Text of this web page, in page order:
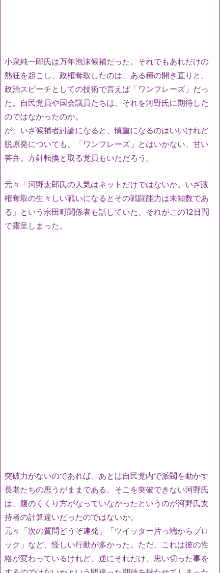
小泉純一郎氏は万年泡沫候補だった。それでもあれだけの
熱狂を起こし、政権奪取したのは、ある種の開き直りと、
政治スピーチとしての技術で言えば「ワンフレーズ」だっ
た。自民党員や国会議員たちは、それを河野氏に期待した
のではなかったのか。
が、いざ候補者討論になると、慎重になるのはいいけれど
脱原発についても、「ワンフレーズ」とはいかない、甘い
答弁。方針転換と取る党員もいただろう。
元々「河野太郎氏の人気はネットだけではないか。いざ政
権奪取の生々しい戦いになるとその戦闘能力は未知数であ
る」という永田町関係者も話していた。それがこの12日間
で露呈しまった。
突破力がないのであれば、あとは自民党内で派閥を動かす
長老たちの思うがままである。そこを突破できない河野氏
は、腹のくくり方がなっていなかったというのが河野氏支
持者の計算違いだったのではないか。
元々「次の質問どうぞ連発」「ツイッター片っ端からブロ
ック」など、怪しい行動が多かった。ただ、これは彼の性
格が変わっているけれど、逆にそれだけ、思い切った事を